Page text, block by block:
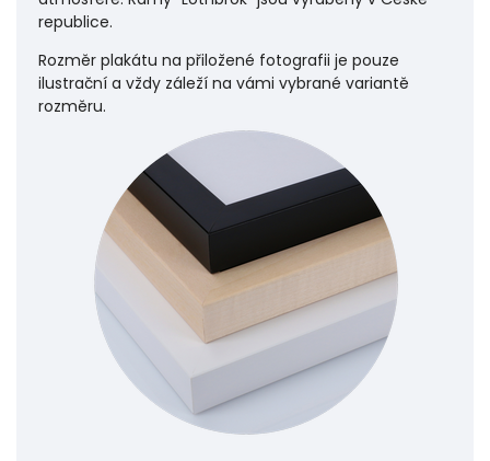
republice.
Rozměr plakátu na přiložené fotografii je pouze
ilustrační a vždy záleží na vámi vybrané variantě
rozměru.